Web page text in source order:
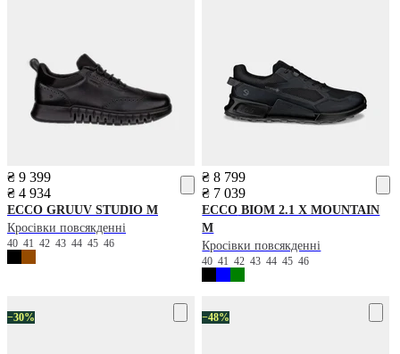
₴ 9 399
₴ 4 934
ECCO GRUUV STUDIO M
Кросівки повсякденні
40 41 42 43 44 45 46
₴ 8 799
₴ 7 039
ECCO BIOM 2.1 X MOUNTAIN
M
Кросівки повсякденні
40414243444546
−30% −48%